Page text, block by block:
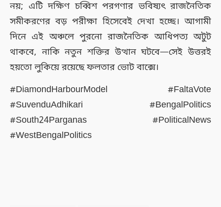
নয়; এটি দক্ষিণ চব্বিশ পরগণার ভবিষ্যৎ রাজনৈতিক
সমীকরণের বড় পরীক্ষা হিসেবেই দেখা হচ্ছে। আগামী
দিনে এই অঞ্চলে পুরনো রাজনৈতিক আধিপত্য অটুট
থাকবে, নাকি নতুন শক্তির উত্থান ঘটবে—সেই উত্তরই
হয়তো লুকিয়ে রয়েছে ফলতার ভোট বাক্সে।
#DiamondHarbourModel #FaltaVote
#SuvenduAdhikari #BengalPolitics
#South24Parganas #PoliticalNews
#WestBengalPolitics